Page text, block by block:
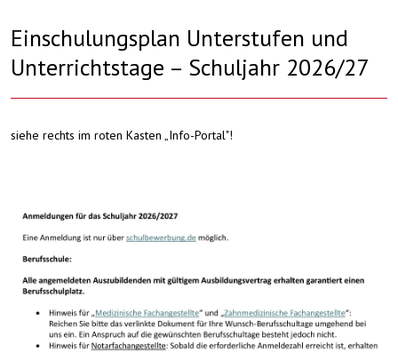
Einschulungsplan Unterstufen und
Unterrichtstage – Schuljahr 2026/27
siehe rechts im roten Kasten „Info-Portal"!